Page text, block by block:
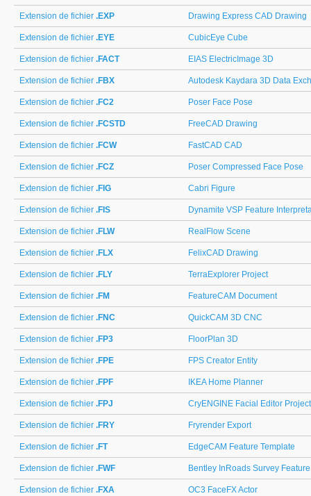
Extension de fichier .EXP Drawing Express CAD Drawing
Extension de fichier .EYE CubicEye Cube
Extension de fichier .FACT EIAS ElectricImage 3D
Extension de fichier .FBX Autodesk Kaydara 3D Data
Extension de fichier .FC2 Poser Face Pose
Extension de fichier .FCSTD FreeCAD Drawing
Extension de fichier .FCW FastCAD CAD
Extension de fichier .FCZ Poser Compressed Face Pose
Extension de fichier .FIG Cabri Figure
Extension de fichier .FIS Dynamite VSP Feature
Extension de fichier .FLW RealFlow Scene
Extension de fichier .FLX FelixCAD Drawing
Extension de fichier .FLY TerraExplorer Project
Extension de fichier .FM FeatureCAM Document
Extension de fichier .FNC QuickCAM 3D CNC
Extension de fichier .FP3 FloorPlan 3D
Extension de fichier .FPE FPS Creator Entity
Extension de fichier .FPF IKEA Home Planner
Extension de fichier .FPJ CryENGINE Facial Editor Project
Extension de fichier .FRY Fryrender Export
Extension de fichier .FT EdgeCAM Feature Template
Extension de fichier .FWF Bentley InRoads Survey
Extension de fichier .FXA OC3 FaceFX Actor